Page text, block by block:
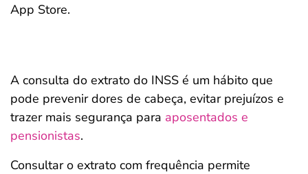
App Store.
A consulta do extrato do INSS é um hábito que
pode prevenir dores de cabeça, evitar prejuízos e
trazer mais segurança para aposentados e
pensionistas.
Consultar o extrato com frequência permite